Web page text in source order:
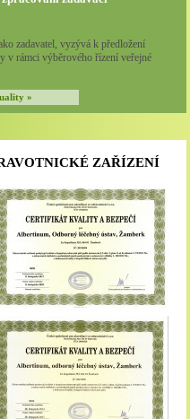
zadavatel, vyzývá k předložení
v rámci výběrového řízení veřejné
»
ZAŘÍZENÍ